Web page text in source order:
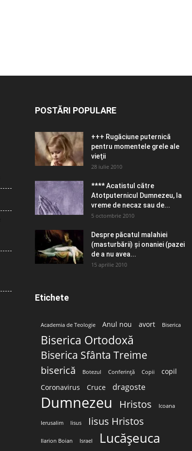
POSTĂRI POPULARE
+++ Rugăciune puternică
pentru momentele grele ale
vieţii
28 iulie 2010
**** Acatistul către
Atotputernicul Dumnezeu, la
vreme de necaz sau de...
5 octombrie 2010
Despre păcatul malahiei
(masturbării) şi onaniei (pazei
de a nu avea...
15 aprilie 2010
Etichete
Academia de Teologie Anul nou avort Biserica
Biserica Ortodoxă
Biserica Sfânta Treime
biserică Botezul Conferință Copii
copil
Coronavirus
Cruce dragoste
Dumnezeu Hristos Icoana
Ierusalim Iisus Iisus Hristos
Ilarion Boian Israel Lucășeuca